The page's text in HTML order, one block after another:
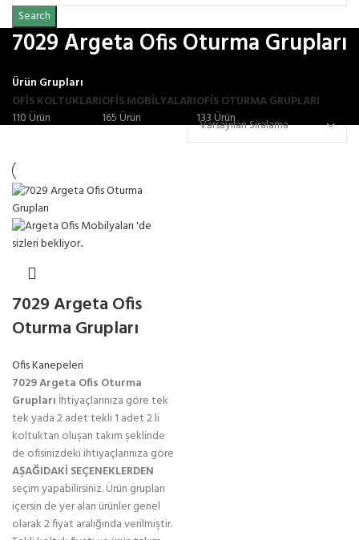
Search
7029 Argeta Ofis Oturma Grupları
Ürün Grupları
OFIS KOLTUKLARI
110 Ürün
OFİS MOBİLYALARI
165 Ürün
OFIS OTURMA GRUPLARI
133 Ürün
7029 Argeta Ofis
Oturma Grupları
Ofis Kanepeleri
7029 Argeta Ofis Oturma
Grupları İhtiyaçlarınıza göre tek
tek yada 2 adet tekli 1 adet 2 li
koltuktan oluşan takım şeklinde
de ofisinizdeki ihtiyaçlarınıza göre
AŞAĞIDAKİ SEÇENEKLERDEN
seçim yapabilirsiniz. Ürün grupları
içersin de yer alan ürünler genel
olarak 2 fiyat aralığında verilmiştir.